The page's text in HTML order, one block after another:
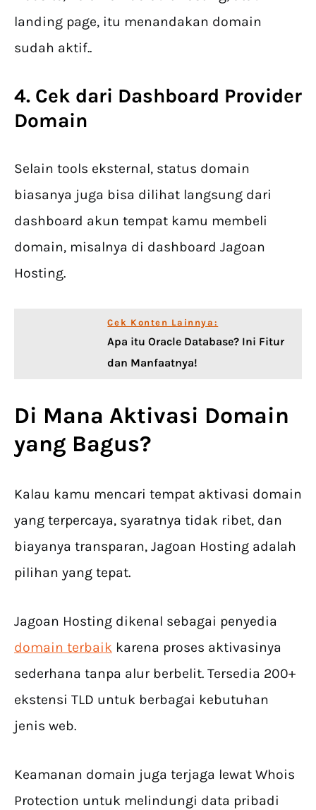
landing page, itu menandakan domain
sudah aktif..
4. Cek dari Dashboard Provider
Domain
Selain tools eksternal, status domain
biasanya juga bisa dilihat langsung dari
dashboard akun tempat kamu membeli
domain, misalnya di dashboard Jagoan
Hosting.
Cek Konten Lainnya:
Apa itu Oracle Database? Ini Fitur
dan Manfaatnya!
Di Mana Aktivasi Domain
yang Bagus?
Kalau kamu mencari tempat aktivasi domain
yang terpercaya, syaratnya tidak ribet, dan
biayanya transparan, Jagoan Hosting adalah
pilihan yang tepat.
Jagoan Hosting dikenal sebagai penyedia
domain terbaik karena proses aktivasinya
sederhana tanpa alur berbelit. Tersedia 200+
ekstensi TLD untuk berbagai kebutuhan
jenis web.
Keamanan domain juga terjaga lewat Whois
Protection untuk melindungi data pribadi